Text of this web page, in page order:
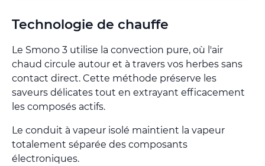
Technologie de chauffe
Le Smono 3 utilise la convection pure, où l'air
chaud circule autour et à travers vos herbes sans
contact direct. Cette méthode préserve les
saveurs délicates tout en extrayant efficacement
les composés actifs.
Le conduit à vapeur isolé maintient la vapeur
totalement séparée des composants
électroniques.